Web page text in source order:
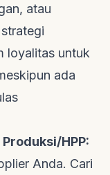
atau
loyalitas untuk
ada
HPP:
Anda. Cari